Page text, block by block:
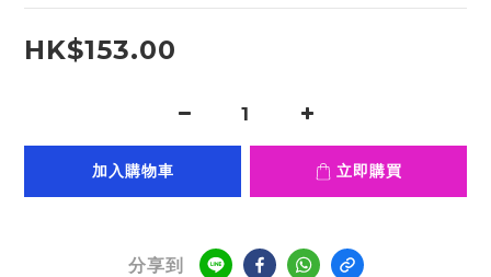
HK$153.00
加入購物車 立即購買
分享到